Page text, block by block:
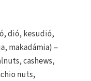
dió, kesudió,
makadámia) –
cashews,
nuts,